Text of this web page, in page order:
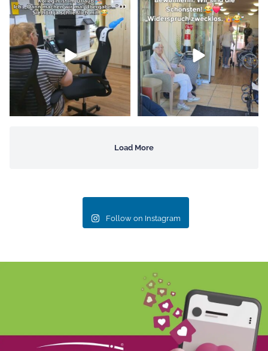
Wenn die Kollegin im Urlaub
ist…
aber die...
21 0
„Wir sind die Schönsten!“
Wenn unsere...
211 7
Load More
Follow on Instagram